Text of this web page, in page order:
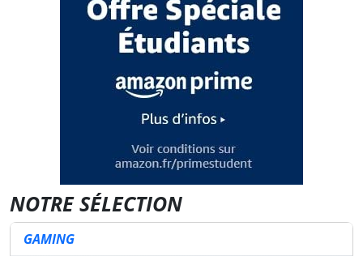
NOTRE SÉLECTION
GAMING